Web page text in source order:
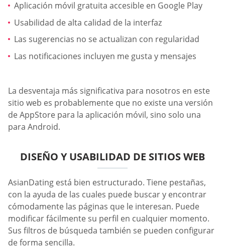
Aplicación móvil gratuita accesible en Google Play
Usabilidad de alta calidad de la interfaz
Las sugerencias no se actualizan con regularidad
Las notificaciones incluyen me gusta y mensajes
La desventaja más significativa para nosotros en este
sitio web es probablemente que no existe una versión
de AppStore para la aplicación móvil, sino solo una
para Android.
DISEÑO Y USABILIDAD DE SITIOS WEB
AsianDating está bien estructurado. Tiene pestañas,
con la ayuda de las cuales puede buscar y encontrar
cómodamente las páginas que le interesan. Puede
modificar fácilmente su perfil en cualquier momento.
Sus filtros de búsqueda también se pueden configurar
de forma sencilla.